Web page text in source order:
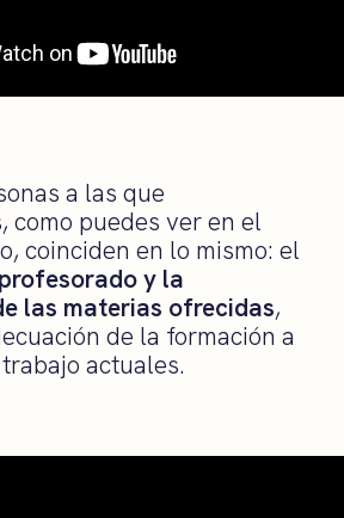
a las que
como puedes ver en el
coinciden en lo mismo: el
y la
las materias ofrecidas,
de la formación a
actuales.